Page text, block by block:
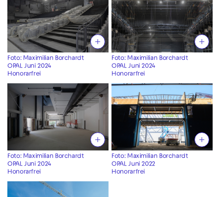
Foto: Maximilian Borchardt
OPAL Juni 2024
Honorarfrei
Foto: Maximilian Borchardt
OPAL Juni 2024
Honorarfrei
Foto: Maximilian Borchardt
OPAL Juni 2024
Honorarfrei
Foto: Maximilian Borchardt
OPAL Juni 2022
Honorarfrei